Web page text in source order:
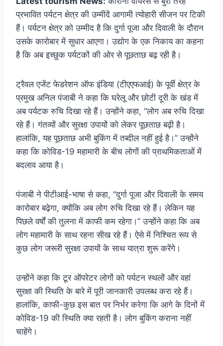
प्रभावित पर्यटन क्षेत्र की उम्मीदें आगामी त्योहारी सीजन पर टिकी
हैं। पर्यटन क्षेत्र को उम्मीद है कि दुर्गा पूजा और दिवाली के दौरान
उसके कारोबार में सुधार आएगा। उद्योग के एक निकाय का कहना
है कि अब इच्छुक पर्यटकों की ओर से पूछताछ बढ़ रही है।
ट्रैवल एजेंट फेडरेशन ऑफ इंडिया (टीएएफआई) के पूर्वी क्षेत्र के
प्रमुख अनिल पंजाबी ने कहा कि घरेलू और छोटी दूरी के खंड में
अब पर्यटक रुचि दिखा रहे हैं। उन्होंने कहा, ‘‘लोग अब रुचि दिखा
रहे हैं। गंतव्यों और सुरक्षा उपायों को लेकर पूछताछ बढ़ी है।
हालांकि, यह पूछताछ अभी बुकिंग में तब्दील नहीं हुई है।’’ उन्होंने
कहा कि कोविड-19 महामारी के बीच लोगों की प्राथमिकताओं में
बदलाव आया है।
पंजाबी ने पीटीआई-भाषा से कहा, ‘‘दुर्गा पूजा और दिवाली के समय
कारोबार बढ़ेगा, क्योंकि अब लोग रुचि दिखा रहे हैं। लेकिन यह
पिछले वर्षों की तुलना में काफी कम रहेगा।’’ उन्होंने कहा कि अब
लोग महामारी के साथ रहना सीख रहे हैं। ऐसे में निश्चित रूप से
कुछ लोग जरूरी सुरक्षा उपायों के साथ यात्रा शुरू करेंगे।
उन्होंने कहा कि टूर ऑपरेटर लोगों को पर्यटन स्थलों और वहां
सुरक्षा की स्थिति के बारे में पूरी जानकारी उपलब्ध करा रहे हैं।
हालांकि, काफी-कुछ इस बात पर निर्भर करेगा कि आगे के दिनों में
कोविड-19 की स्थिति क्या रहती है। लोग बुकिंग कराना नहीं
चाहेंगे।